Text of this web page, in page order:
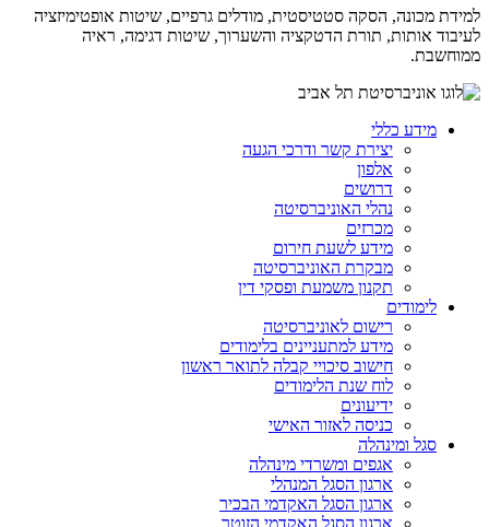
למידת מכונה, הסקה סטטיסטית, מודלים גרפיים, שיטות אופטימיזציה
לעיבוד אותות, תורת הדטקציה והשערוך, שיטות דגימה, ראיה
ממוחשבת.
מידע כללי
יצירת קשר ודרכי הגעה
אלפון
דרושים
נהלי האוניברסיטה
מכרזים
מידע לשעת חירום
מבקרת האוניברסיטה
תקנון משמעת ופסקי דין
לימודים
רישום לאוניברסיטה
מידע למתעניינים בלימודים
חישוב סיכויי קבלה לתואר ראשון
לוח שנת הלימודים
ידיעונים
כניסה לאזור האישי
סגל ומינהלה
אגפים ומשרדי מינהלה
ארגון הסגל המנהלי
ארגון הסגל האקדמי הבכיר
ארגון הסגל האקדמי הזוטר